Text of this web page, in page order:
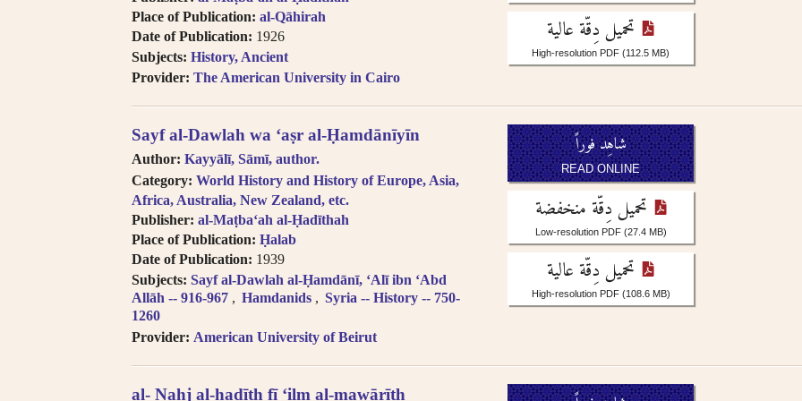
Try searching subject terms in English, French, or
transliteration, i.e. philosophy, philosophie, falsafah.
Try searching names with or without the definite article
“Al-“.
Feminine possessive suffix appears as -iyah and not
as -iyyah, i.e. search for Hanafiyah.
Tanwīn al-Fatḥ is written in transliteration as -an, i.e.
search for khassatan.
Tāʼ Marbūṭah is written as -h for single nouns and -t in
cases of al-Iḍāfah (compound nouns).
الصوتية أو باللغة
الصوتية باستثناء حالة
Place of Publication: al-Qāhirah
Date of Publication: 1926
Subjects: History, Ancient
Provider: The American University in Cairo
تحميل دِقّة عالية
High-resolution PDF (112.5 MB)
Sayf al-Dawlah wa ʻaṣr al-Ḥamdānīyīn
Author: Kayyālī, Sāmī, author.
Category: World History and History of Europe, Asia,
Africa, Australia, New Zealand, etc.
Publisher: al-Maṭbaʻah al-Ḥadīthah
Place of Publication: Ḥalab
Date of Publication: 1939
Subjects: Sayf al-Dawlah al-Ḥamdānī, ʻAlī ibn ʻAbd
Allāh -- 916-967
Hamdanids
Syria -- History -- 750-
1260
Provider: American University of Beirut
شاهِد فوراً
READ ONLINE
تحميل دِقّة منخفضة
Low-resolution PDF (27.4 MB)
تحميل دِقّة عالية
High-resolution PDF (108.6 MB)
al- Nahj al-ḥadīth fī ʻilm al-mawārīth